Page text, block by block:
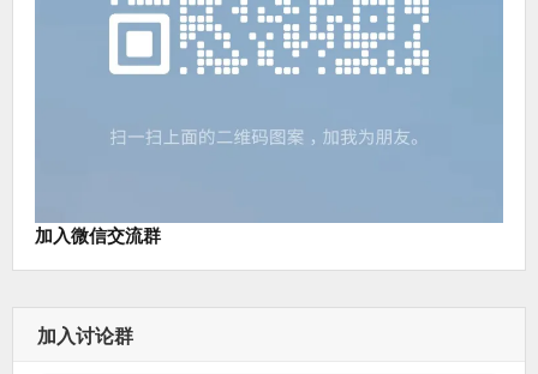
加入微信交流群
加入讨论群